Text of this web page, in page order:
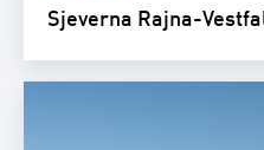
Sjeverna Rajna-